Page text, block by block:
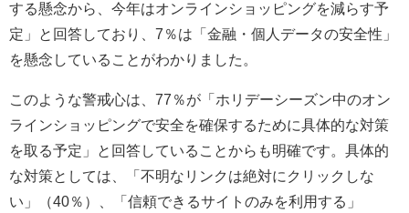
する懸念から、今年はオンラインショッピングを減らす予
定」と回答しており、7％は「金融・個人データの安全性」
を懸念していることがわかりました。
このような警戒心は、77％が「ホリデーシーズン中のオン
ラインショッピングで安全を確保するために具体的な対策
を取る予定」と回答していることからも明確です。具体的
な対策としては、「不明なリンクは絶対にクリックしな
い」（40％）、「信頼できるサイトのみを利用する」